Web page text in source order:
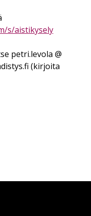
s/aistikysely
petri.levola @
(kirjoita